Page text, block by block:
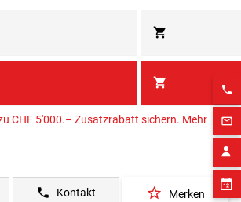
phone
mail_outline
shopping_cart
shopping_cart
CHF 5'000.– Zusatzrabatt sichern. Mehr
phone Kontakt star_border Merken